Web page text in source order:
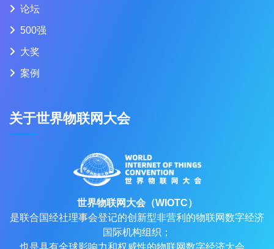
论坛
500强
大奖
案例
关于世界物联网大会
世界物联网大会（WIOTC）
是联合国经社理事会登记的创新型非营利的物联网数字经济
国际机构组织；